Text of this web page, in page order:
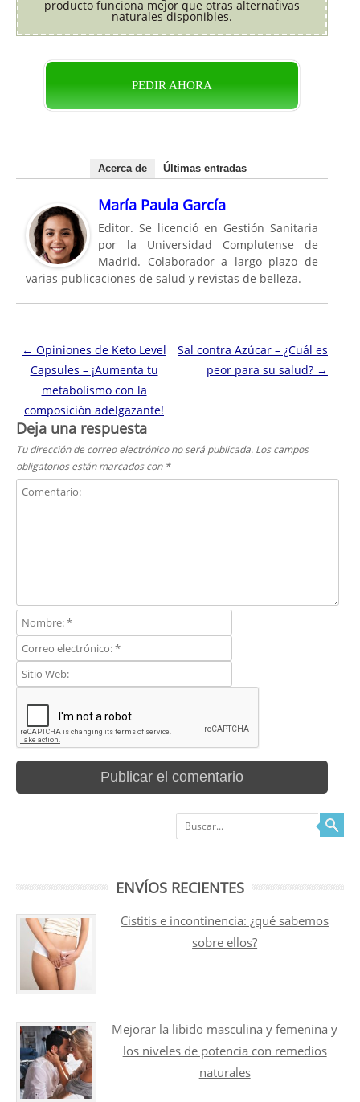
producto funciona mejor que otras alternativas
naturales disponibles.
PEDIR AHORA
Acerca de Últimas entradas
María Paula García
Editor. Se licenció en Gestión Sanitaria
por la Universidad Complutense de
Madrid. Colaborador a largo plazo de
varias publicaciones de salud y revistas de belleza.
Navegación de entradas
← Opiniones de Keto Level
Capsules – ¡Aumenta tu
metabolismo con la
composición adelgazante!
Sal contra Azúcar – ¿Cuál es
peor para su salud? →
Deja una respuesta
Tu dirección de correo electrónico no será publicada. Los campos
obligatorios están marcados con *
Buscar
ENVÍOS RECIENTES
Cistitis e incontinencia: ¿qué sabemos
sobre ellos?
Mejorar la libido masculina y femenina y
los niveles de potencia con remedios
naturales